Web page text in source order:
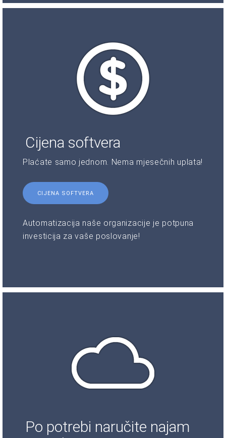
Cijena softvera
Plaćate samo jednom. Nema mjesečnih uplata!
CIJENA SOFTVERA
Automatizacija naše organizacije je potpuna
investicija za vaše poslovanje!
Po potrebi naručite najam